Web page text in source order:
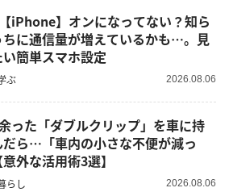
ちに通信量が増えているかも…。見
簡単スマホ設定
ぶ 2026.08.06
だら…「車内の小さな不便が減っ
外な活用術3選】
らし 2026.08.06